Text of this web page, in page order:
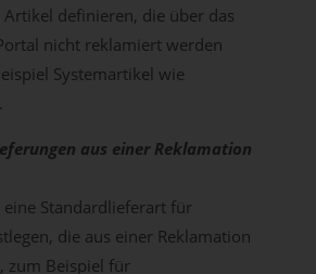
Artikel definieren, die über das
nicht reklamiert werden
Systemartikel wie
aus einer Reklamation
eine Standardlieferart für
die aus einer Reklamation
zum Beispiel für